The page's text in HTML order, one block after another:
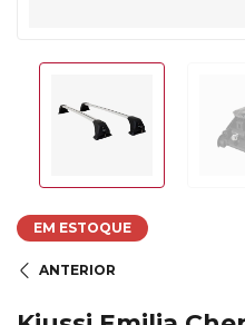
EM ESTOQUE
ANTERIOR